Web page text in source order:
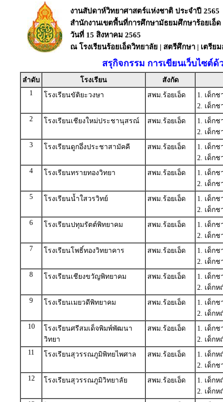
งานสัปดาห์วิทยาศาสตร์แห่งชาติ ประจำปี 2565
สำนักงานเขตพื้นที่การศึกษามัธยมศึกษาร้อยเอ็ด
วันที่ 15 สิงหาคม 2565
ณ โรงเรียนร้อยเอ็ดวิทยาลัย | สตรีศึกษา | เตรี
สรุกิจกรรม การเขียนเว็บไซต์
ลำดับ โรงเรียน
สังกัด
1
โรงเรียนขัติยะวงษา สพม.ร้อยเอ็ด
1. เด็ก
2. เด็ก
2
โรงเรียนเชียงใหม่ประชานุสรณ์ สพม.ร้อยเอ็ด
1. เด็ก
2. เด็ก
3
โรงเรียนดูกอึ่งประชาสามัคคี สพม.ร้อยเอ็ด
1. เด็ก
2. เด็ก
4
โรงเรียนทรายทองวิทยา สพม.ร้อยเอ็ด
1. เด็ก
2. เด็ก
5
โรงเรียนน้ำใสวรวิทย์ สพม.ร้อยเอ็ด
1. เด็ก
2. เด็ก
6
โรงเรียนปทุมรัตต์พิทยาคม สพม.ร้อยเอ็ด
1. เด็ก
2. เด็ก
7
โรงเรียนโพธิ์ทองวิทยาคาร สพม.ร้อยเอ็ด
1. เด็ก
2. เด็ก
8
โรงเรียนเชียงขวัญพิทยาคม สพม.ร้อยเอ็ด
1. เด็ก
2. เด็ก
9
โรงเรียนเมยวดีพิทยาคม สพม.ร้อยเอ็ด
1. เด็ก
2. เด็ก
10
โรงเรียนศรีสมเด็จพิมพ์พัฒนา
วิทยา
สพม.ร้อยเอ็ด
1. เด็ก
2. เด็ก
11
โรงเรียนสุวรรณภูมิพิทยไพศาล สพม.ร้อยเอ็ด
1. เด็ก
2. เด็ก
12
โรงเรียนสุวรรณภูมิวิทยาลัย สพม.ร้อยเอ็ด
1. เด็ก
2. เด็ก